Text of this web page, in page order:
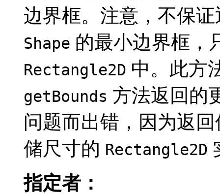
边界框。注意，不保
Shape 的最小边界框，
Rectangle2D 中。此方
getBounds 方法返回的
问题而出错，因为返
储尺寸的 Rectangle2D
指定者：